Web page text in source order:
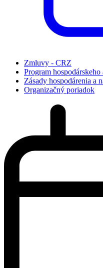
Zmluvy - CRZ
Program
Zásady hospodárenia a
Organizačný poriadok